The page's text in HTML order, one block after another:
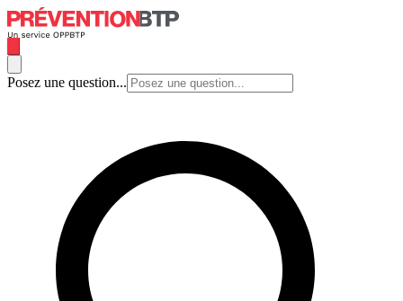
Posez une question...